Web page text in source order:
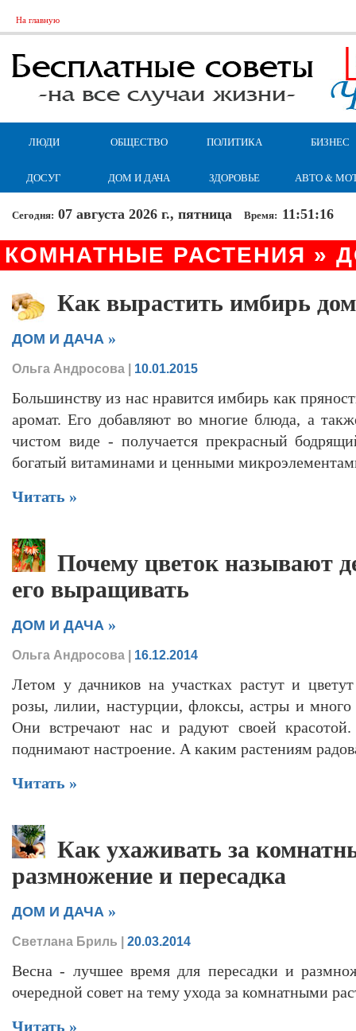
На главную
ЛЮДИ ОБЩЕСТВО ПОЛИТИКА БИЗНЕС
ДОСУГ ДОМ И ДАЧА ЗДОРОВЬЕ АВТО &
Сегодня: 07 августа 2026 г., пятница Время: 11:51:16
КОМНАТНЫЕ РАСТЕНИЯ »
Как вырастить имбирь
ДОМ И ДАЧА »
Ольга Андросова 10.01.2015
Большинству из нас нравится имбирь как
аромат. Его добавляют во многие блюда, а
чистом виде - получается прекрасный
богатый витаминами и ценными
Читать »
Почему цветок называют
его выращивать
ДОМ И ДАЧА »
Ольга Андросова 16.12.2014
Летом у дачников на участках растут и
розы, лилии, настурции, флоксы, астры и много
Они встречают нас и радуют своей
поднимают настроение. А каким растениям
Читать »
Как ухаживать за
размножение и пересадка
ДОМ И ДАЧА »
Светлана Бриль 20.03.2014
Весна - лучшее время для пересадки и
очередной совет на тему ухода за комнатными
Читать »